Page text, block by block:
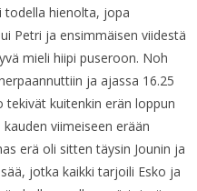
hienolta, jopa
Petri ja ensimmäisen viidestä
mieli hiipi puseroon. Noh
ja ajassa 16.25
tekivät kuitenkin erän loppun
viimeiseen erään
erä oli sitten täysin Jounin ja
jotka kaikki tarjoili Esko ja